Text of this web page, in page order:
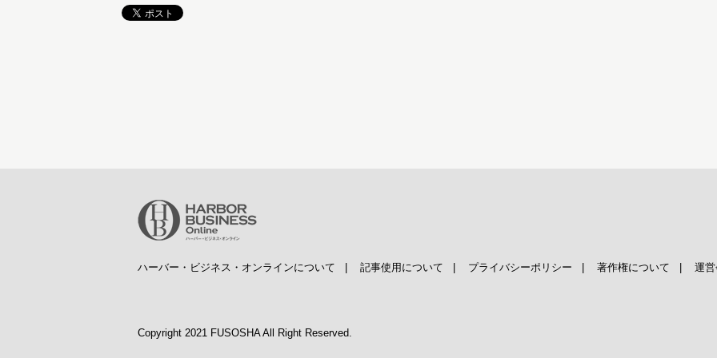
ハーバー・ビジネス・オンラインについて 記事使用について プライバシーポリシー 著作権について 運
Copyright 2021 FUSOSHA All Right Reserved.